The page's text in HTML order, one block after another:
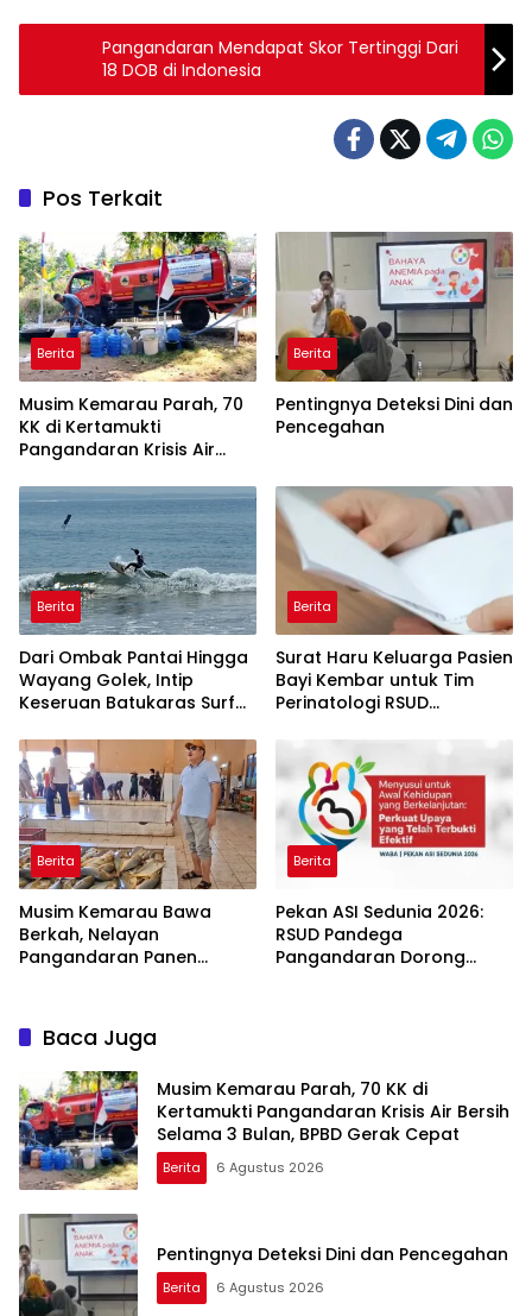
Pangandaran Mendapat Skor Tertinggi Dari
18 DOB di Indonesia
Pos Terkait
Berita
Musim Kemarau Parah, 70
KK di Kertamukti
Pangandaran Krisis Air
BPBD Gerak Cepat
Berita
Pentingnya Deteksi Dini dan
Pencegahan
Berita
Dari Ombak Pantai Hingga
Wayang Golek, Intip
Keseruan Batukaras Surf
Berita
Surat Haru Keluarga Pasien
Bayi Kembar untuk Tim
Perinatologi RSUD
Ibu Kedua
Berita
Musim Kemarau Bawa
Berkah, Nelayan
Pangandaran Panen
Berita
Pekan ASI Sedunia 2026:
RSUD Pandega
Pangandaran Dorong
Baca Juga
Musim Kemarau Parah, 70 KK di
Kertamukti Pangandaran Krisis Air Bersih
Selama 3 Bulan, BPBD Gerak Cepat
Berita 6 Agustus 2026
Pentingnya Deteksi Dini dan Pencegahan
Berita 6 Agustus 2026